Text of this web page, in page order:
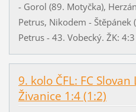
- Gorol (89. Motyčka),
Petrus, Nikodem - Štěpánek
Petrus - 43. Vobecký. ŽK:
9. kolo ČFL: FC Slovan
Živanice 1:4 (1:2)